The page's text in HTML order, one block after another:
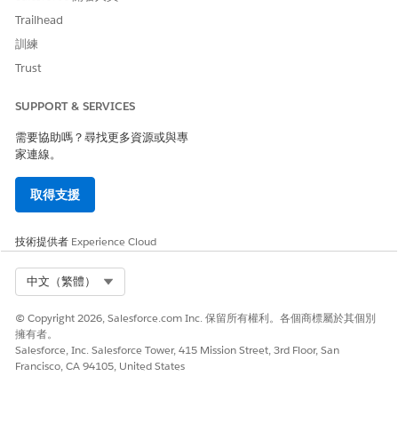
Trailhead
訓練
Trust
SUPPORT & SERVICES
需要協助嗎？尋找更多資源或與專
家連線。
取得支援
技術提供者 Experience Cloud
中文（繁體）
© Copyright 2026, Salesforce.com Inc. 保留所有權利。各個商標屬於其個別
擁有者。
Salesforce, Inc. Salesforce Tower, 415 Mission Street, 3rd Floor, San
Francisco, CA 94105, United States